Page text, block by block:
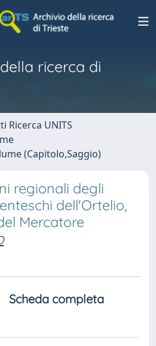
ricerca di
Ricerca UNITS
(Capitolo,Saggio)
regionali degli
dell'Ortelio,
Mercatore
Scheda completa